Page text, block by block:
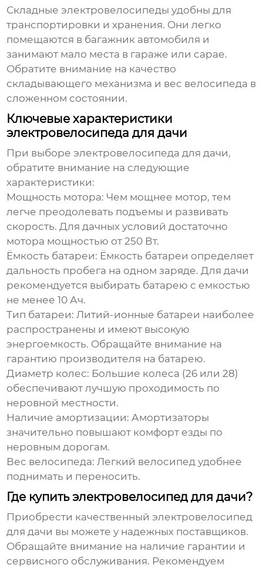
Складныеэлектровелосипеды удобны для
транспортировки и хранения. Они легко
помещаются в багажник автомобиля и
занимают мало места в гараже или сарае.
Обратите внимание на качество
складывающего механизма и вес велосипеда в
сложенном состоянии.
Ключевые характеристики
электровелосипеда для дачи
При выбореэлектровелосипеда для дачи,
обратите внимание на следующие
характеристики:
Мощность мотора: Чем мощнее мотор, тем
легче преодолевать подъемы и развивать
скорость. Для дачных условий достаточно
мотора мощностью от 250 Вт.
Ёмкость батареи: Ёмкость батареи определяет
дальность пробега на одном заряде. Для дачи
рекомендуется выбирать батарею с емкостью
не менее 10 Ач.
Тип батареи: Литий-ионные батареи наиболее
распространены и имеют высокую
энергоемкость. Обращайте внимание на
гарантию производителя на батарею.
Диаметр колес: Большие колеса (26 или 28)
обеспечивают лучшую проходимость по
неровной местности.
Наличие амортизации: Амортизаторы
значительно повышают комфорт езды по
неровным дорогам.
Вес велосипеда: Легкий велосипед удобнее
поднимать и переносить.
Где купить электровелосипед для дачи?
Приобрести качественныйэлектровелосипед
для дачи вы можете у надежных поставщиков.
Обращайте внимание на наличие гарантии и
сервисного обслуживания. Рекомендуем